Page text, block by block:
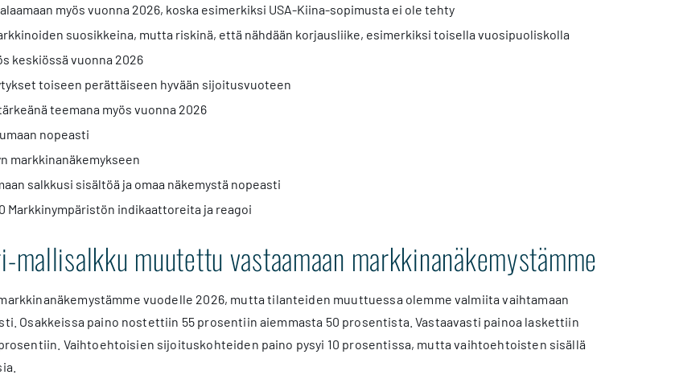
myös vuonna 2026, koska esimerkiksi USA-Kiina-sopimusta ei ole tehty
suosikkeina, mutta riskinä, että nähdään korjausliike, esimerkiksi toisella vuosipuoliskolla
keskiössä vuonna 2026
toiseen perättäiseen hyvään sijoitusvuoteen
teemana myös vuonna 2026
nopeasti
markkinanäkemykseen
salkkusi sisältöä ja omaa näkemystä nopeasti
Markkinympäristön indikaattoreita ja reagoi
mallisalkku muutettu vastaamaan markkinanäkemystämme
vuodelle 2026, mutta tilanteiden muuttuessa olemme valmiita vaihtamaan
Osakkeissa paino nostettiin 55 prosentiin aiemmasta 50 prosentista. Vastaavasti painoa laskettiin
Vaihtoehtoisien sijoituskohteiden paino pysyi 10 prosentissa, mutta vaihtoehtoisten sisällä